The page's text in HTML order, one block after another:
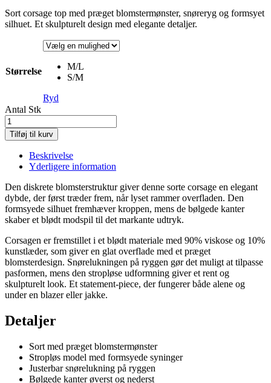
Sort corsage top med præget blomstermønster, snøreryg og formsyet
silhuet. Et skulpturelt design med elegante detaljer.
Størrelse
M/L
S/M
Ryd
Antal Stk
Tilføj til kurv
Beskrivelse
Yderligere information
Den diskrete blomsterstruktur giver denne sorte corsage en elegant
dybde, der først træder frem, når lyset rammer overfladen. Den
formsyede silhuet fremhæver kroppen, mens de bølgede kanter
skaber et blødt modspil til det markante udtryk.
Corsagen er fremstillet i et blødt materiale med 90% viskose og 10%
kunstlæder, som giver en glat overflade med et præget
blomsterdesign. Snørelukningen på ryggen gør det muligt at tilpasse
pasformen, mens den stropløse udformning giver et rent og
skulpturelt look. Et statement-piece, der fungerer både alene og
under en blazer eller jakke.
Detaljer
Sort med præget blomstermønster
Stropløs model med formsyede syninger
Justerbar snørelukning på ryggen
Bølgede kanter øverst og nederst